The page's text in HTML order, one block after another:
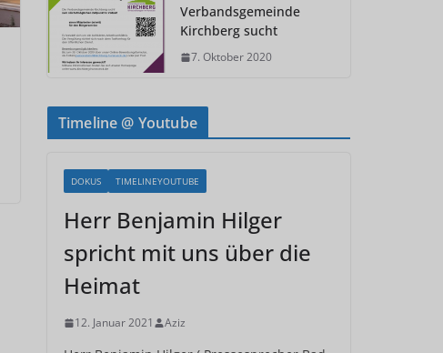
Verbandsgemeinde
Kirchberg sucht
7. Oktober 2020
Timeline @ Youtube
DOKUS TIMELINEYOUTUBE
Herr Benjamin Hilger
spricht mit uns über die
Heimat
12. Januar 2021 Aziz